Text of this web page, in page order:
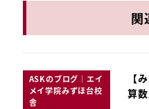
関
ASKのブログ｜エイ
メイ学院みずほ台校
舎
【
算